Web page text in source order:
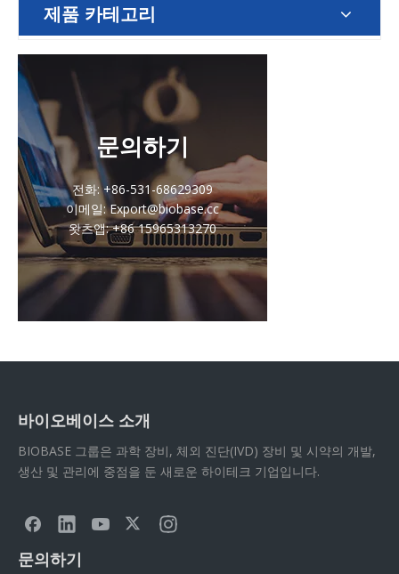
제품 카테고리
문의하기
전화: +86-531-68629309
이메일: Export@biobase.cc
왓츠앱: +86 15965313270
바이오베이스 소개
BIOBASE 그룹은 과학 장비, 체외 진단(IVD) 장비 및 시약의 개발,
생산 및 관리에 중점을 둔 새로운 하이테크 기업입니다.
문의하기